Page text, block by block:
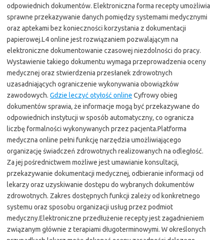
odpowiednich dokumentów. Elektroniczna forma recepty umożliwia
sprawne przekazywanie danych pomiędzy systemami medycznymi
oraz aptekami bez konieczności korzystania z dokumentacji
papierowej.L4 online jest rozwiązaniem pozwalającym na
elektroniczne dokumentowanie czasowej niezdolności do pracy.
Wystawienie takiego dokumentu wymaga przeprowadzenia oceny
medycznej oraz stwierdzenia przesłanek zdrowotnych
uzasadniających ograniczenie wykonywania obowiązków
zawodowych. Gdzie leczyć otyłość online Cyfrowy obieg
dokumentów sprawia, że informacje mogą być przekazywane do
odpowiednich instytucji w sposób automatyczny, co ogranicza
liczbę formalności wykonywanych przez pacjenta.Platforma
medyczna online pełni funkcję narzędzia umożliwiającego
organizację świadczeń zdrowotnych realizowanych na odległość.
Za jej pośrednictwem możliwe jest umawianie konsultacji,
przekazywanie dokumentacji medycznej, odbieranie informacji od
lekarzy oraz uzyskiwanie dostępu do wybranych dokumentów
zdrowotnych. Zakres dostępnych funkcji zależy od konkretnego
systemu oraz sposobu organizacji usług przez podmiot
medyczny.Elektroniczne przedłużenie recepty jest zagadnieniem
związanym głównie z terapiami długoterminowymi. W określonych